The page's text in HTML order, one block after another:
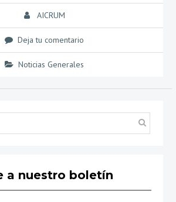
AICRUM
Deja tu comentario
Noticias Generales
a nuestro boletín